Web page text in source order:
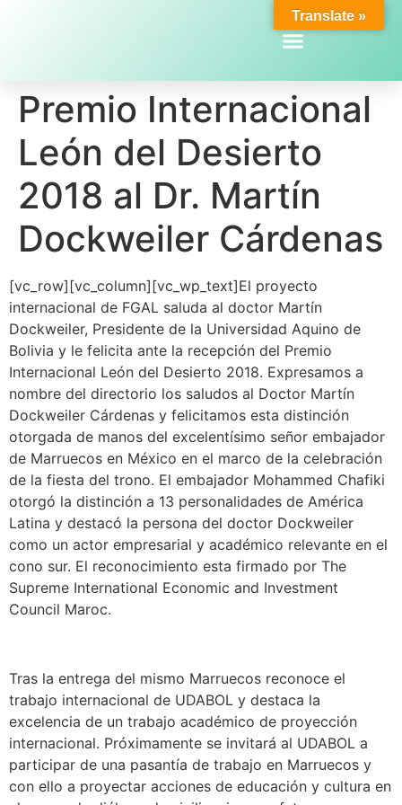
Premio Internacional
León del Desierto
2018 al Dr. Martín
Dockweiler Cárdenas
[vc_row][vc_column][vc_wp_text]El proyecto
internacional de FGAL saluda al doctor Martín
Dockweiler, Presidente de la Universidad Aquino de
Bolivia y le felicita ante la recepción del Premio
Internacional León del Desierto 2018. Expresamos a
nombre del directorio los saludos al Doctor Martín
Dockweiler Cárdenas y felicitamos esta distinción
otorgada de manos del excelentísimo señor embajador
de Marruecos en México en el marco de la celebración
de la fiesta del trono. El embajador Mohammed Chafiki
otorgó la distinción a 13 personalidades de América
Latina y destacó la persona del doctor Dockweiler
como un actor empresarial y académico relevante en el
cono sur. El reconocimiento esta firmado por The
Supreme International Economic and Investment
Council Maroc.
Tras la entrega del mismo Marruecos reconoce el
trabajo internacional de UDABOL y destaca la
excelencia de un trabajo académico de proyección
internacional. Próximamente se invitará al UDABOL a
participar de una pasantía de trabajo en Marruecos y
con ello a proyectar acciones de educación y cultura en
Translate »